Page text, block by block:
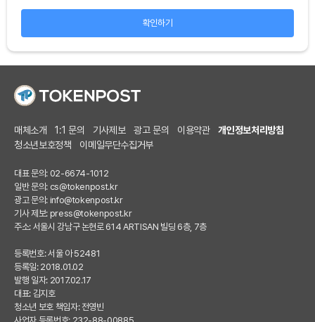
확인하기
매체소개 1:1 문의 기사제보 광고 문의 이용약관
개인정보처리방침
청소년보호정책
이메일무단수집거부
대표 문의: 02-6674-1012
일반 문의: cs@tokenpost.kr
광고 문의: info@tokenpost.kr
기사 제보: press@tokenpost.kr
주소: 서울시 강남구 논현로 614 ARTISAN 빌딩 6층, 7층
등록번호: 서울 아 52481
등록일: 2018.01.02
발행 일자: 2017.02.17
대표: 김지호
청소년 보호 책임자: 전영빈